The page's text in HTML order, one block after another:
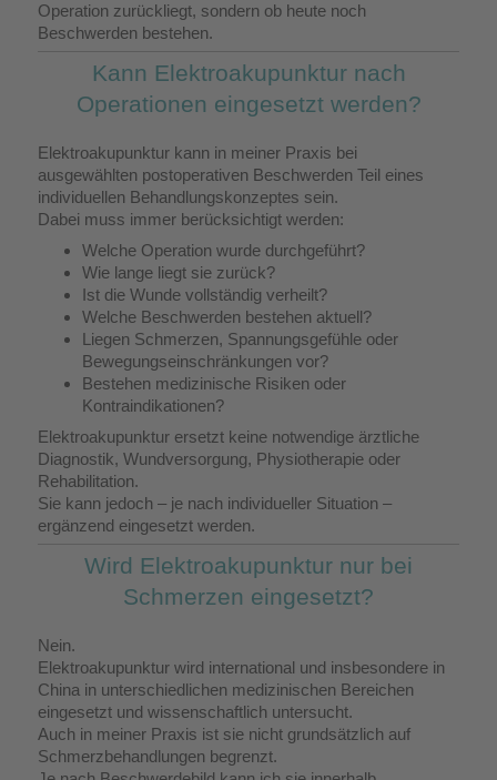
Operation zurückliegt, sondern ob heute noch
Beschwerden bestehen.
Kann Elektroakupunktur nach
Operationen eingesetzt werden?
Elektroakupunktur kann in meiner Praxis bei
ausgewählten postoperativen Beschwerden Teil eines
individuellen Behandlungskonzeptes sein.
Dabei muss immer berücksichtigt werden:
Welche Operation wurde durchgeführt?
Wie lange liegt sie zurück?
Ist die Wunde vollständig verheilt?
Welche Beschwerden bestehen aktuell?
Liegen Schmerzen, Spannungsgefühle oder
Bewegungseinschränkungen vor?
Bestehen medizinische Risiken oder
Kontraindikationen?
Elektroakupunktur ersetzt keine notwendige ärztliche
Diagnostik, Wundversorgung, Physiotherapie oder
Rehabilitation.
Sie kann jedoch – je nach individueller Situation –
ergänzend eingesetzt werden.
Wird Elektroakupunktur nur bei
Schmerzen eingesetzt?
Nein.
Elektroakupunktur wird international und insbesondere in
China in unterschiedlichen medizinischen Bereichen
eingesetzt und wissenschaftlich untersucht.
Auch in meiner Praxis ist sie nicht grundsätzlich auf
Schmerzbehandlungen begrenzt.